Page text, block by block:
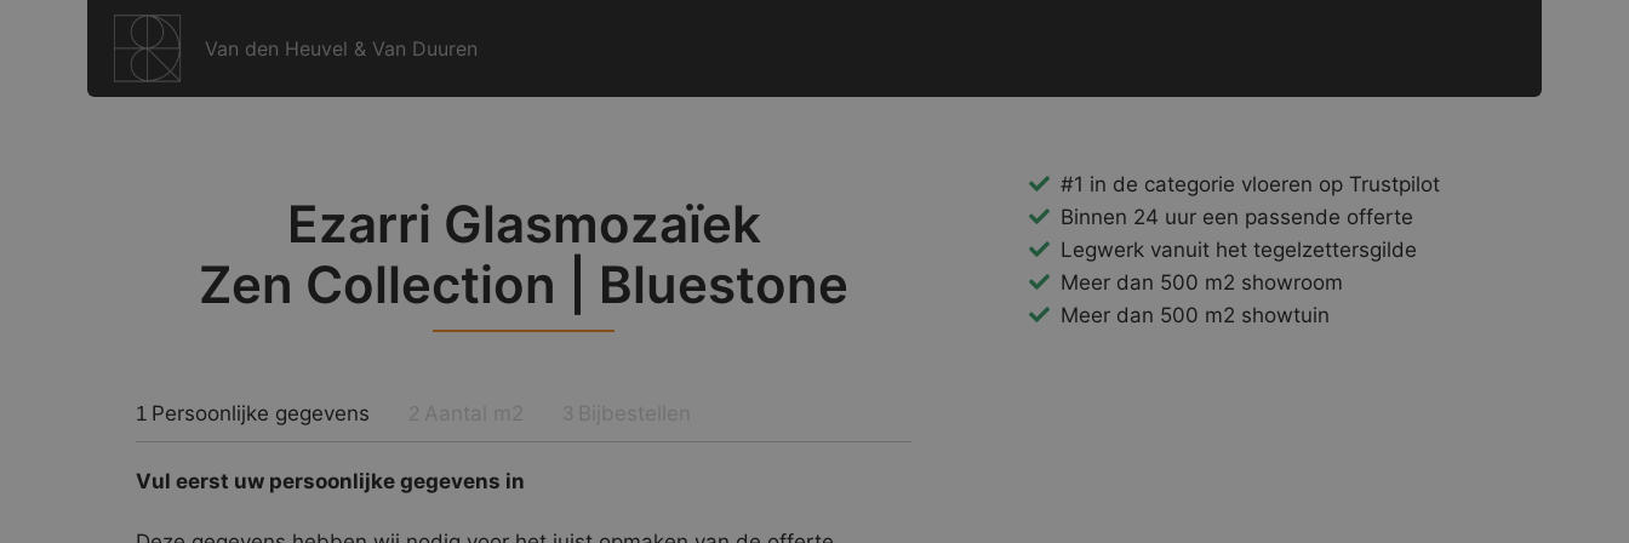
Van den Heuvel & Van Duuren
Ezarri Glasmozaïek
Zen Collection | Bluestone
1 Persoonlijke gegevens
Vul eerst uw persoonlijke gegevens in
#1 in de categorie vloeren op Trustpilot
Binnen 24 uur een passende offerte
Legwerk vanuit het tegelzettersgilde
Meer dan 500 m2 showroom
Meer dan 500 m2 showtuin